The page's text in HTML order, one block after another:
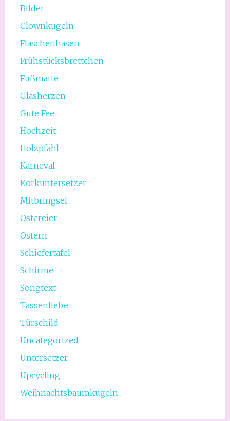
Bilder
Clownkugeln
Flaschenhasen
Frühstücksbrettchen
Fußmatte
Glasherzen
Gute Fee
Hochzeit
Holzpfahl
Karneval
Korkuntersetzer
Mitbringsel
Ostereier
Ostern
Schiefertafel
Schirme
Songtext
Tassenliebe
Türschild
Uncategorized
Untersetzer
Upcycling
Weihnachtsbaumkugeln